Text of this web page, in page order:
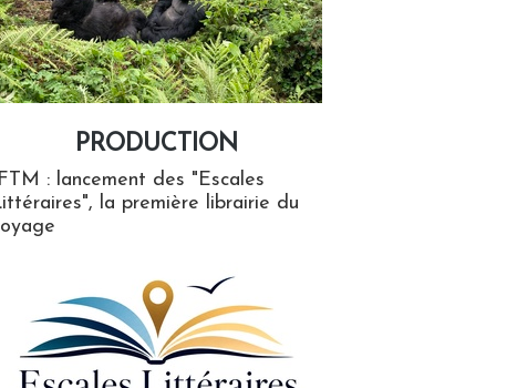
PRODUCTION
: lancement des "Escales
la première librairie du